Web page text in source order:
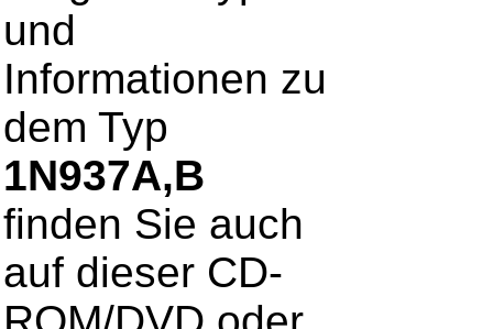
und
Informationen zu
dem Typ
1N937A,B
finden Sie auch
auf dieser CD-